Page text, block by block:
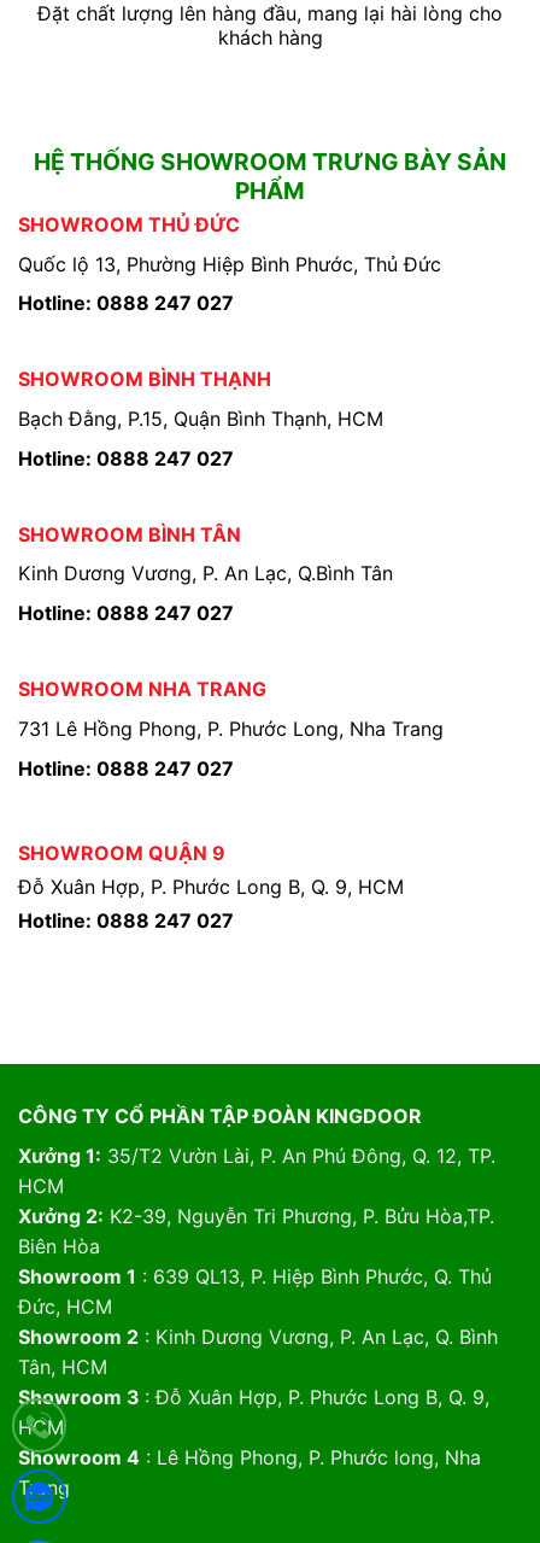
Đặt chất lượng lên hàng đầu, mang lại hài lòng cho
khách hàng
HỆ THỐNG SHOWROOM TRƯNG BÀY SẢN
PHẨM
SHOWROOM THỦ ĐỨC
Quốc lộ 13, Phường Hiệp Bình Phước, Thủ Đức
Hotline: 0888 247 027
SHOWROOM BÌNH THẠNH
Bạch Đằng, P.15, Quận Bình Thạnh, HCM
Hotline: 0888 247 027
SHOWROOM BÌNH TÂN
Kinh Dương Vương, P. An Lạc, Q.Bình Tân
Hotline: 0888 247 027
SHOWROOM NHA TRANG
731 Lê Hồng Phong, P. Phước Long, Nha Trang
Hotline: 0888 247 027
SHOWROOM QUẬN 9
Đỗ Xuân Hợp, P. Phước Long B, Q. 9, HCM
Hotline: 0888 247 027
CÔNG TY CỔ PHẦN TẬP ĐOÀN KINGDOOR
Xưởng 1: 35/T2 Vườn Lài, P. An Phú Đông, Q. 12, TP.
HCM
Xưởng 2: K2-39, Nguyễn Tri Phương, P. Bửu Hòa,TP.
Biên Hòa
Showroom 1 : 639 QL13, P. Hiệp Bình Phước, Q. Thủ
Đức, HCM
Showroom 2: Kinh Dương Vương, P. An Lạc, Q. Bình
Tân, HCM
Showroom 3 : Đỗ Xuân Hợp, P. Phước Long B, Q. 9,
HCM
Showroom 4: Lê Hồng Phong, P. Phước long, Nha
Trang